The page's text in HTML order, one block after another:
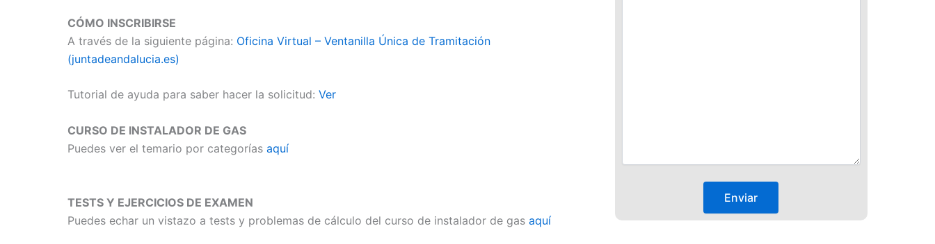
CÓMO INSCRIBIRSE
A través de la siguiente página: Oficina Virtual – Ventanilla Única de Tramitación
(juntadeandalucia.es)
Tutorial de ayuda para saber hacer la solicitud: Ver
CURSO DE INSTALADOR DE GAS
Puedes ver el temario por categorías aquí
TESTS Y EJERCICIOS DE EXAMEN
Puedes echar un vistazo a tests y problemas de cálculo del curso de instalador de gas aquí